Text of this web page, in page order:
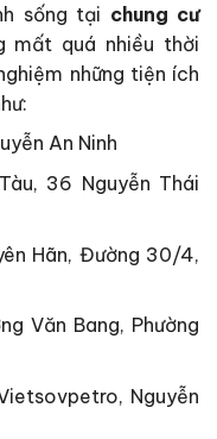
sống tại chung cư
mất quá nhiều thời
những tiện ích
An Ninh
36 Nguyễn Thái
Hãn, Đường 30/4,
Văn Bang, Phường
Nguyễn